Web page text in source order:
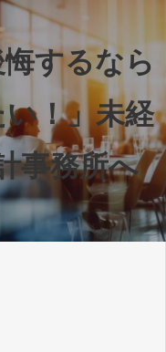
するなら
！」未経
事務所へ